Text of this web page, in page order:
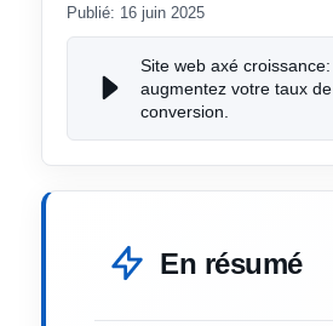
Publié: 16 juin 2025
Site web axé croissance:
augmentez votre taux de
conversion.
En résumé